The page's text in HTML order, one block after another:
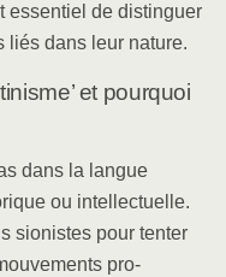
essentiel de distinguer
liés dans leur nature.
et pourquoi
dans la langue
ou intellectuelle.
sionistes pour tenter
pro-